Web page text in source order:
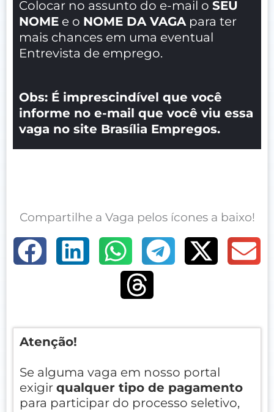
Colocar no assunto do e-mail o SEU
NOME e o NOME DA VAGA para ter
mais chances em uma eventual
Entrevista de emprego.
Obs: É imprescindível que você
informe no e-mail que você viu essa
vaga no site Brasília Empregos.
Compartilhe a Vaga pelos ícones a baixo!
Atenção!
Se alguma vaga em nosso portal
exigir qualquer tipo de pagamento
para participar do processo seletivo,